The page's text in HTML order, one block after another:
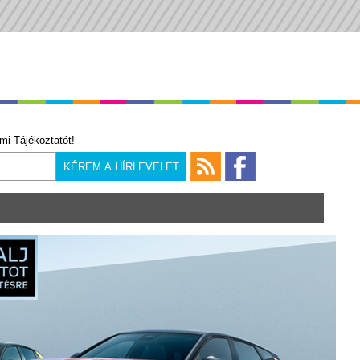
Tájékoztatót!